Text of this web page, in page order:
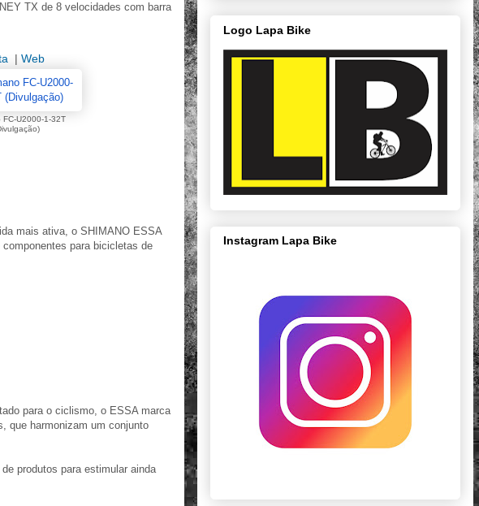
TX de 8 velocidades com barra
| Web
FC-U2000-1-32T
mais ativa, o SHIMANO ESSA
para bicicletas de
para o ciclismo, o ESSA marca
que harmonizam um conjunto
produtos para estimular ainda
Logo Lapa Bike
Instagram Lapa Bike